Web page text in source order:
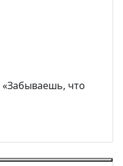
«Забываешь, что